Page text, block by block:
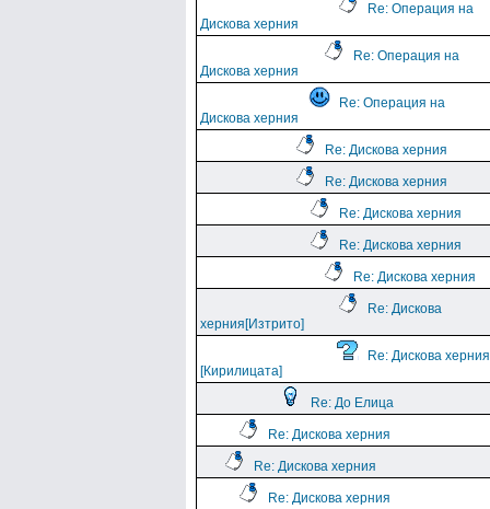
Re: Операция на
Дискова херния
Re: Операция на
Дискова херния
Re: Операция на
Дискова херния
Re: Дискова херния
Re: Дискова херния
Re: Дискова херния
Re: Дискова херния
Re: Дискова херния
Re: Дискова
херния[Изтрито]
Re: Дискова херния
[Кирилицата]
Re: До Елица
Re: Дискова херния
Re: Дискова херния
Re: Дискова херния